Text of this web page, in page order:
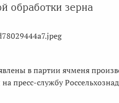
обработки зерна
в партии ячменя
пресс-службу